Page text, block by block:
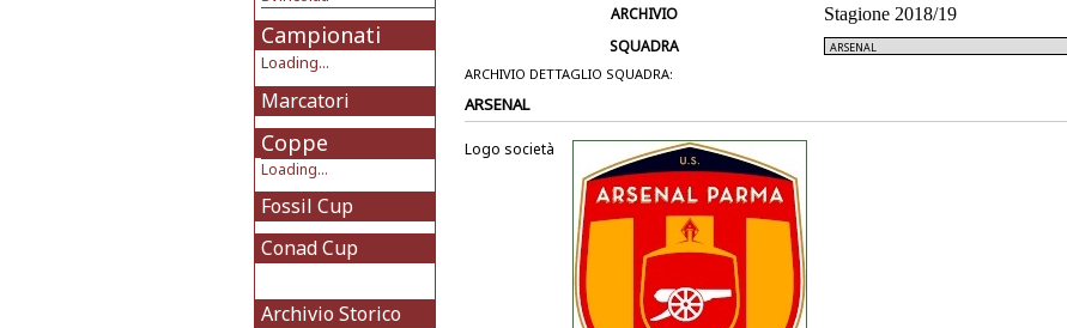
Campionati
Loading...
Marcatori
Coppe
Loading...
Fossil Cup
Conad Cup
Archivio Storico
ARCHIVIO
Stagione 2018/19
SQUADRA
ARCHIVIO DETTAGLIO SQUADRA:
ARSENAL
Logo società